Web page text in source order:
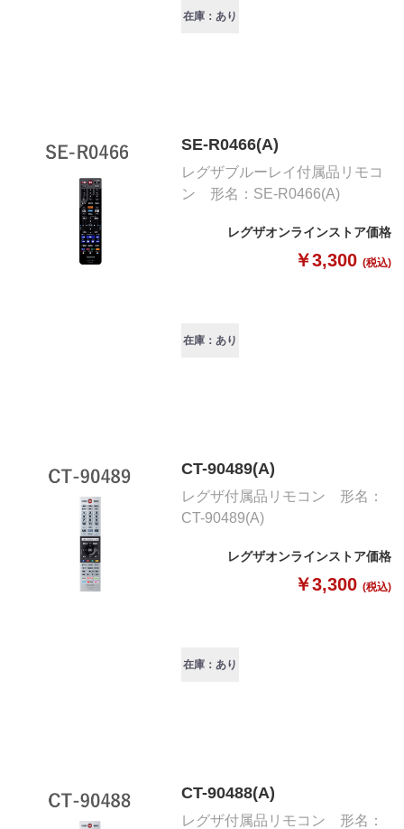
在庫：あり
SE-R0466(A)
レグザブルーレイ付属品リモコ
ン 形名：SE-R0466(A)
レグザオンラインストア価格
￥3,300 (税込)
在庫：あり
CT-90489(A)
レグザ付属品リモコン 形名：
CT-90489(A)
レグザオンラインストア価格
￥3,300 (税込)
在庫：あり
CT-90488(A)
レグザ付属品リモコン 形名：